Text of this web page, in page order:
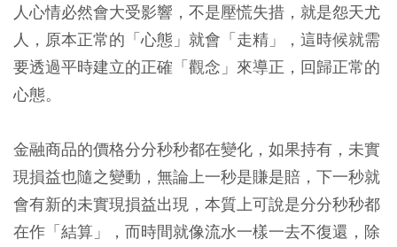
人心情必然會大受影響，不是壓慌失措，就是怨天尤
人，原本正常的「心態」就會「走精」，這時候就需
要透過平時建立的正確「觀念」來導正，回歸正常的
心態。
金融商品的價格分分秒秒都在變化，如果持有，未實
現損益也隨之變動，無論上一秒是賺是賠，下一秒就
會有新的未實現損益出現，本質上可說是分分秒秒都
在作「結算」，而時間就像流水一樣一去不復還，除